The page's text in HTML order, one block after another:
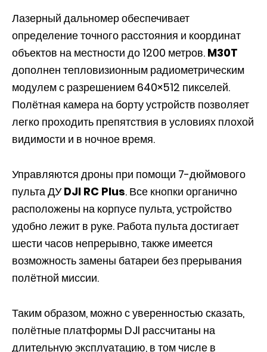
Лазерный дальномер обеспечивает
определение точного расстояния и координат
объектов на местности до 1200 метров. M30T
дополнен тепловизионным радиометрическим
модулем с разрешением 640×512 пикселей.
Полётная камера на борту устройств позволяет
легко проходить препятствия в условиях плохой
видимости и в ночное время.
Управляются дроны при помощи 7-дюймового
пульта ДУDJI RC Plus. Все кнопки органично
расположены на корпусе пульта, устройство
удобно лежит в руке. Работа пульта достигает
шести часов непрерывно, также имеется
возможность замены батареи без прерывания
полётной миссии.
Таким образом, можно с уверенностью сказать,
полётные платформы DJI рассчитаны на
длительную эксплуатацию, в том числе в